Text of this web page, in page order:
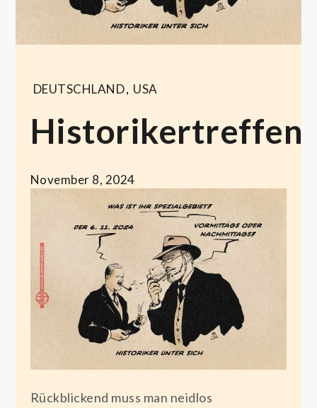
DEUTSCHLAND, USA
Historikertreffen
November 8, 2024
Rückblickend muss man neidlos